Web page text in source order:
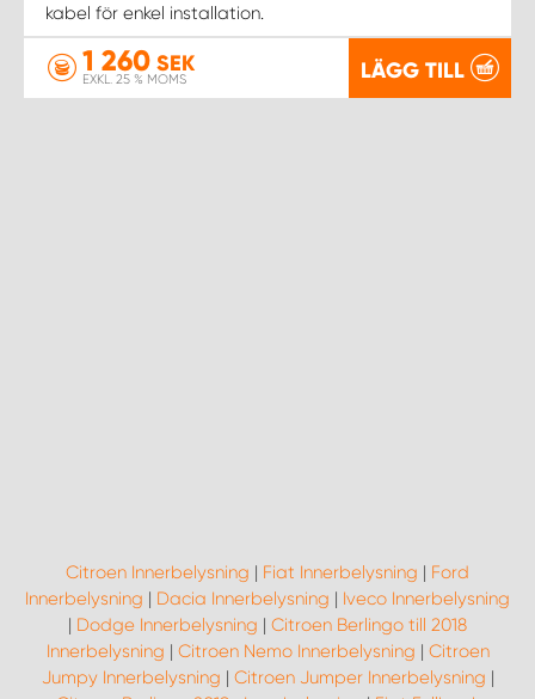
kabel för enkel installation.
1 260 SEK
EXKL. 25 % MOMS LÄGG TILL
Citroen Innerbelysning | Fiat Innerbelysning | Ford
Innerbelysning | Dacia Innerbelysning | Iveco Innerbelysning
| Dodge Innerbelysning | Citroen Berlingo till 2018
Innerbelysning | Citroen Nemo Innerbelysning | Citroen
Jumpy Innerbelysning | Citroen Jumper Innerbelysning |